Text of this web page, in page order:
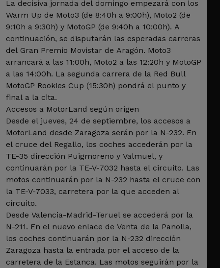
La decisiva jornada del domingo empezará con los
Warm Up de Moto3 (de 8:40h a 9:00h), Moto2 (de
9:10h a 9:30h) y MotoGP (de 9:40h a 10:00h). A
continuación, se disputarán las esperadas carreras
del Gran Premio Movistar de Aragón. Moto3
arrancará a las 11:00h, Moto2 a las 12:20h y MotoGP
a las 14:00h. La segunda carrera de la Red Bull
MotoGP Rookies Cup (15:30h) pondrá el punto y
final a la cita.
Accesos a MotorLand según origen
Desde el jueves, 24 de septiembre, los accesos a
MotorLand desde Zaragoza serán por la N-232. En
el cruce del Regallo, los coches accederán por la
TE-35 dirección Puigmoreno y Valmuel, y
continuarán por la TE-V-7032 hasta el circuito. Las
motos continuarán por la N-232 hasta el cruce con
la TE-V-7033, carretera por la que acceden al
circuito.
Desde Valencia-Madrid-Teruel se accederá por la
N-211. En el nuevo enlace de Venta de la Panolla,
los coches continuarán por la N-232 dirección
Zaragoza hasta la entrada por el acceso de la
carretera de la Estanca. Las motos seguirán por la